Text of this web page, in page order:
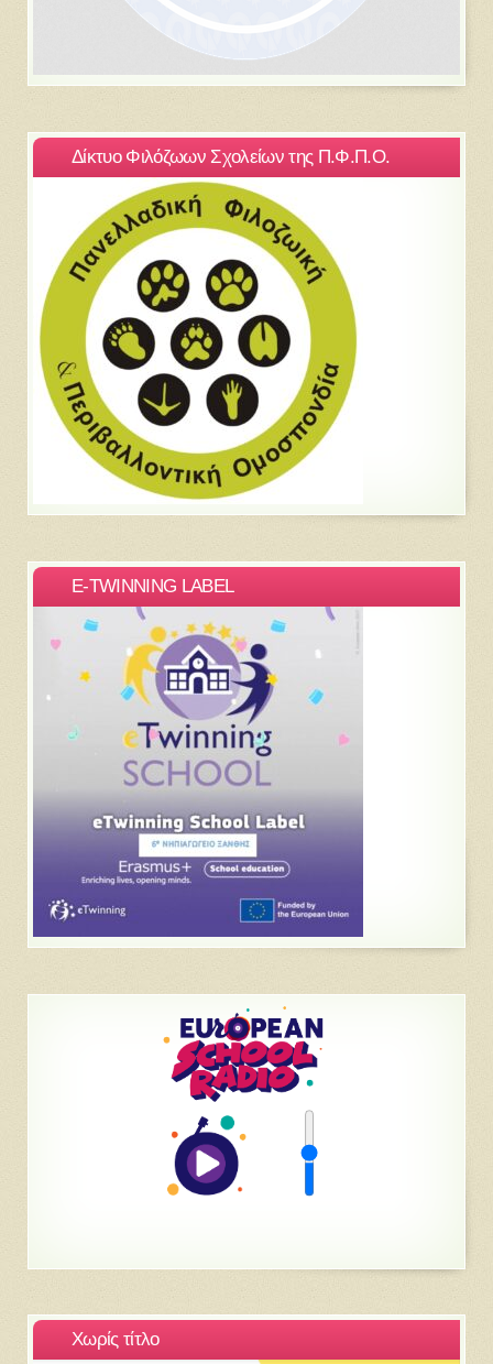
Δίκτυο Φιλόζωων Σχολείων της Π.Φ.Π.Ο.
E-TWINNING LABEL
Χωρίς τίτλο